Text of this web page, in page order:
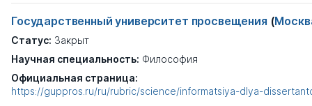
Государственный университет просвещения (
Статус: Закрыт
Научная специальность: Философия
Официальная страница:
https://guppros.ru/ru/rubric/science/informatsiya-dlya-